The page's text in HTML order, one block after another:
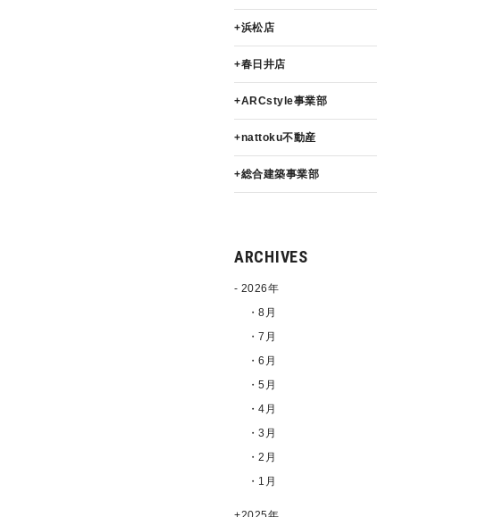
浜松店
春日井店
ARCstyle事業部
nattoku不動産
総合建築事業部
ARCHIVES
2026年
・8月
・7月
・6月
・5月
・4月
・3月
・2月
・1月